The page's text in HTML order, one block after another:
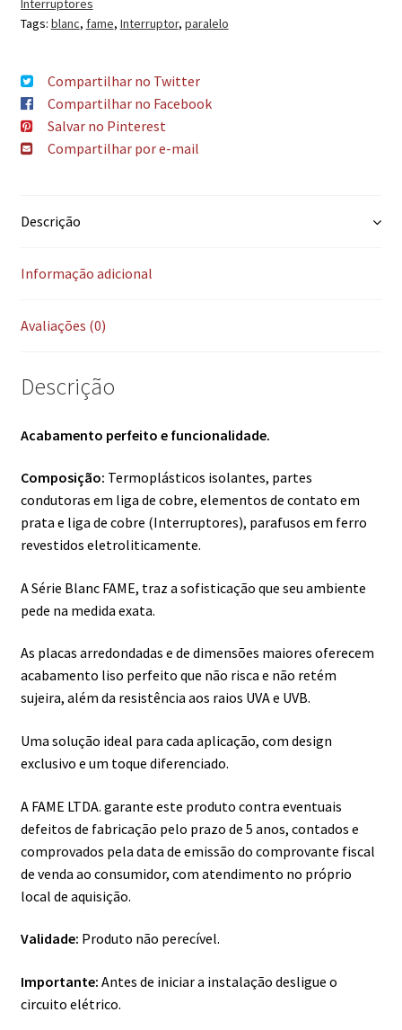
Tags: blanc, fame, Interruptor, paralelo
Compartilhar no Twitter
Compartilhar no Facebook
Salvar no Pinterest
Compartilhar por e-mail
Descrição
Informação adicional
Avaliações (0)
Descrição
Acabamento perfeito e funcionalidade.
Composição: Termoplásticos isolantes, partes
condutoras em liga de cobre, elementos de contato em
prata e liga de cobre (Interruptores), parafusos em ferro
revestidos eletroliticamente.
A Série Blanc FAME, traz a sofisticação que seu ambiente
pede na medida exata.
As placas arredondadas e de dimensões maiores oferecem
acabamento liso perfeito que não risca e não retém
sujeira, além da resistência aos raios UVA e UVB.
Uma solução ideal para cada aplicação, com design
exclusivo e um toque diferenciado.
A FAME LTDA. garante este produto contra eventuais
defeitos de fabricação pelo prazo de 5 anos, contados e
comprovados pela data de emissão do comprovante fiscal
de venda ao consumidor, com atendimento no próprio
local de aquisição.
Validade: Produto não perecível.
Importante: Antes de iniciar a instalação desligue o
circuito elétrico.